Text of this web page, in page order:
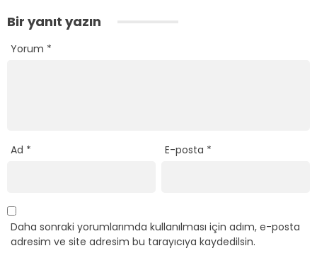
Bir yanıt yazın
Yorum *
Ad * E-posta *
Daha sonraki yorumlarımda kullanılması için adım, e-posta
adresim ve site adresim bu tarayıcıya kaydedilsin.